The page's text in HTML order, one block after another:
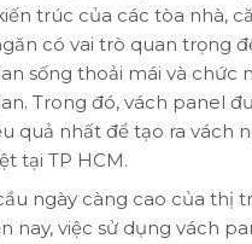
trúc của các tòa nhà,
có vai trò quan trọng
sống thoải mái và chức
Trong đó, vách panel
quả nhất để tạo ra vách
tại TP HCM.
ngày càng cao của thị
nay, việc sử dụng vách